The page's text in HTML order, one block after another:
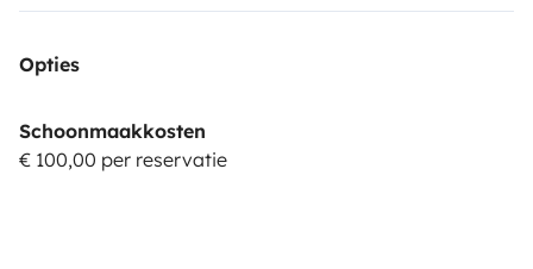
Opties
Schoonmaakkosten
€ 100,00 per reservatie